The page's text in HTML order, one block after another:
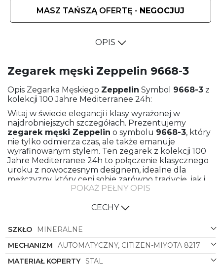
MASZ TAŃSZĄ OFERTĘ - NEGOCJUJ
OPIS
Zegarek męski Zeppelin 9668-3
Opis Zegarka Męskiego Zeppelin Symbol 9668-3 z
kolekcji 100 Jahre Mediterranee 24h:
Witaj w świecie elegancji i klasy wyrażonej w
najdrobniejszych szczegółach. Prezentujemy
zegarek męski Zeppelin o symbolu 9668-3, który
nie tylko odmierza czas, ale także emanuje
wyrafinowanym stylem. Ten zegarek z kolekcji 100
Jahre Mediterranee 24h to połączenie klasycznego
uroku z nowoczesnym designem, idealne dla
mężczyzny, który ceni sobie zarówno tradycję, jak i
Wyprodukowany z najwyższej jakości materiałów,
ten zegarek zachwyca swoją solidnością i
mu prestiżu, podczas gdy pasek ze skóry w kolorze
brązowym nadaje mu szlachetności i elegancji.
Kształt koperty, okrągły i ponadczasowy, doskonale
komponuje się z innymi elementami tego zegarka,
POKAŻ PEŁNY OPIS
CECHY
SZKŁO
MINERALNE
MECHANIZM
AUTOMATYCZNY, CITIZEN-MIYOTA 8217
MATERIAŁ KOPERTY STAL